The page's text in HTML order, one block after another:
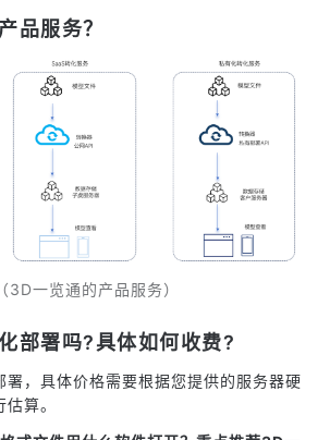
品服务？
（3D一览通的产品服务）
部署吗?具体如何收费?
署，具体价格需要根据您提供的服务器硬
算。